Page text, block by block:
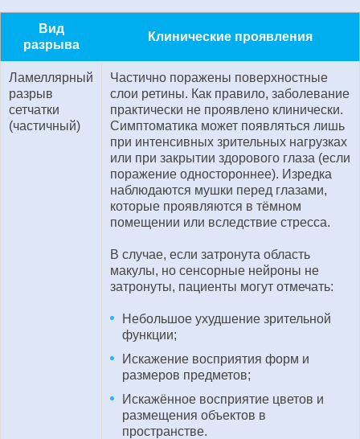
Вид
разрыва
Клинические проявления
Ламеллярный
разрыв
сетчатки
(частичный)
Частично поражены поверхностные
слои ретины. Как правило, заболевание
практически не проявлено клинически.
Симптоматика может появляться лишь
при интенсивных зрительных нагрузках
или при закрытии здорового глаза (если
поражение одностороннее). Изредка
наблюдаются мушки перед глазами,
которые проявляются в тёмном
помещении или вследствие стресса.
В случае, если затронута область
макулы, но сенсорные нейроны не
затронуты, пациенты могут отмечать:
Небольшое ухудшение зрительной
функции;
Искажение восприятия форм и
размеров предметов;
Искажённое восприятие цветов и
размещения объектов в
пространстве.